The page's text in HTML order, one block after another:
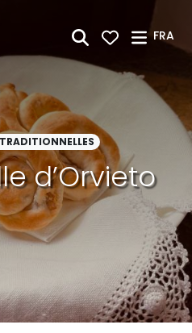
FRA
d’Orvieto